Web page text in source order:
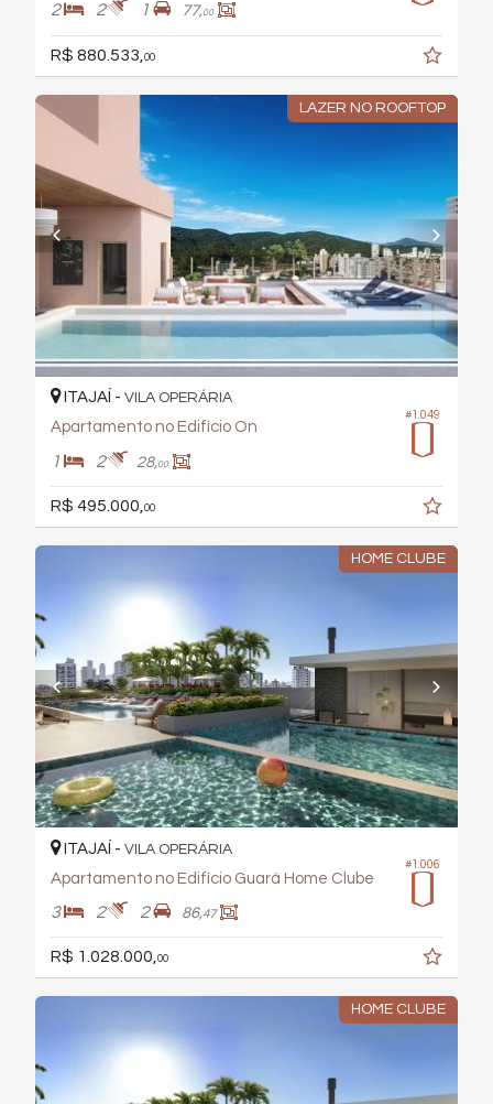
2 2 1 77,00
R$ 880.533, 00
LAZER NO ROOFTOP
#1.049
ITAJAÍ - VILA OPERÁRIA
Apartamento no Edifício On
1 2 28,00
R$ 495.000,00
HOME CLUBE
#1.006
ITAJAÍ - VILA OPERÁRIA
Apartamento no Edifício Guará Home Clube
3 2 2 86,47
R$ 1.028.000, 00
HOME CLUBE